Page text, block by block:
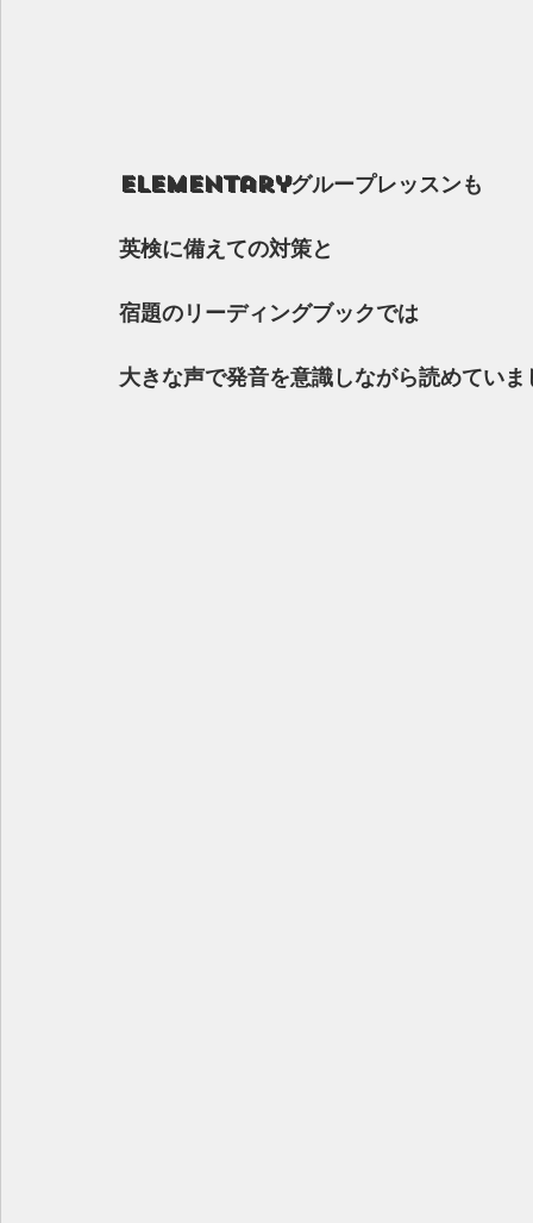
Elementaryグループレッスンも
英検に備えての対策と
宿題のリーディングブックでは
大きな声で発音を意識しながら読めていま